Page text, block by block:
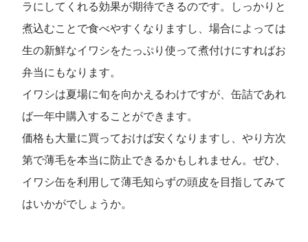
ラにしてくれる効果が期待できるのです。しっかりと
煮込むことで食べやすくなりますし、場合によっては
生の新鮮なイワシをたっぷり使って煮付けにすればお
弁当にもなります。
イワシは夏場に旬を向かえるわけですが、缶詰であれ
ば一年中購入することができます。
価格も大量に買っておけば安くなりますし、やり方次
第で薄毛を本当に防止できるかもしれません。ぜひ、
イワシ缶を利用して薄毛知らずの頭皮を目指してみて
はいかがでしょうか。